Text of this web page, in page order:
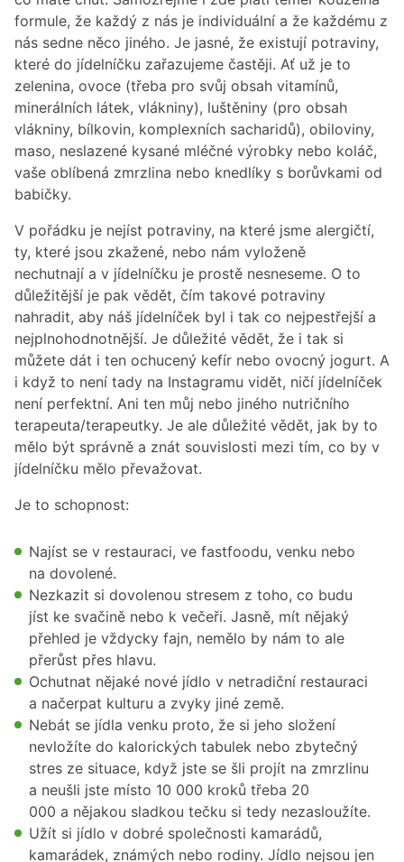
formule, že každý z nás je individuální a že každému z
nás sedne něco jiného. Je jasné, že existují potraviny,
které do jídelníčku zařazujeme častěji. Ať už je to
zelenina, ovoce (třeba pro svůj obsah vitamínů,
minerálních látek, vlákniny), luštěniny (pro obsah
vlákniny, bílkovin, komplexních sacharidů), obiloviny,
maso, neslazené kysané mléčné výrobky nebo koláč,
vaše oblíbená zmrzlina nebo knedlíky s borůvkami od
babičky.
V pořádku je nejíst potraviny, na které jsme alergičtí,
ty, které jsou zkažené, nebo nám vyloženě
nechutnají a v jídelníčku je prostě nesneseme. O to
důležitější je pak vědět, čím takové potraviny
nahradit, aby náš jídelníček byl i tak co nejpestřejší a
nejplnohodnotnější. Je důležité vědět, že i tak si
můžete dát i ten ochucený kefír nebo ovocný jogurt. A
i když to není tady na Instagramu vidět, ničí jídelníček
není perfektní. Ani ten můj nebo jiného nutričního
terapeuta/terapeutky. Je ale důležité vědět, jak by to
mělo být správně a znát souvislosti mezi tím, co by v
jídelníčku mělo převažovat.
Je to schopnost:
Najíst se v restauraci, ve fastfoodu, venku nebo
na dovolené.
Nezkazit si dovolenou stresem z toho, co budu
jíst ke svačině nebo k večeři. Jasně, mít nějaký
přehled je vždycky fajn, nemělo by nám to ale
přerůst přes hlavu.
Ochutnat nějaké nové jídlo v netradiční restauraci
a načerpat kulturu a zvyky jiné země.
Nebát se jídla venku proto, že si jeho složení
nevložíte do kalorických tabulek nebo zbytečný
stres ze situace, když jste se šli projít na zmrzlinu
a neušli jste místo 10 000 kroků třeba 20
000 a nějakou sladkou tečku si tedy nezasloužíte.
Užít si jídlo v dobré společnosti kamarádů,
kamarádek, známých nebo rodiny. Jídlo nejsou jen